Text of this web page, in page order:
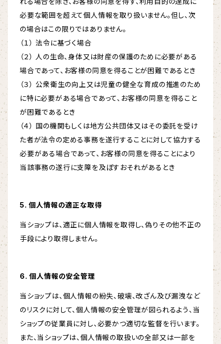
必要な範囲を超えて個人情報を取り扱いません。但し、次
の場合はこの限りではありません。
（１） 法令に基づく場合
（２） 人の生命、身体又は財産の保護のために必要がある
場合であって、お客様の同意を得ることが困難であるとき
（３） 公衆衛生の向上又は児童の健全な育成の推進のため
に特に必要がある場合であって、お客様の同意を得ること
が困難であるとき
（４） 国の機関もしくは地方公共団体又はその委託を受け
た者が法令の定める事務を遂行することに対して協力する
必要がある場合であって、お客様の同意を得ることにより
当該事務の遂行に支障を及ぼすおそれがあるとき
5. 個人情報の適正な取得
当ショップは、適正に個人情報を取得し、偽りその他不正の
手段により取得しません。
6. 個人情報の安全管理
当ショップは、個人情報の紛失、破壊、改ざん及び漏洩など
のリスクに対して、個人情報の安全管理が図られるよう、当
ショップの従業員に対し、必要かつ適切な監督を行います。
また、当ショップは、個人情報の取扱いの全部又は一部を